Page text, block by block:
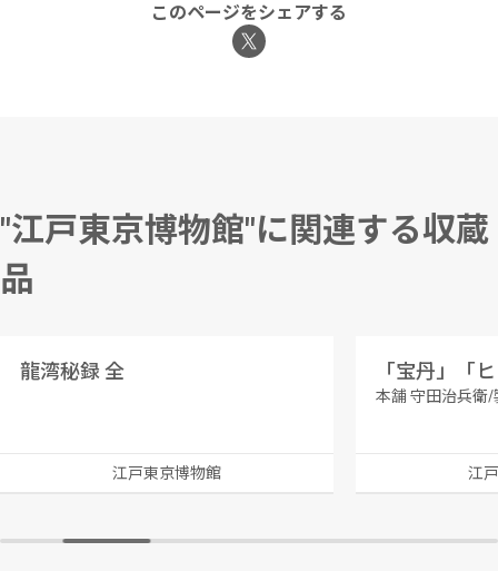
このページをシェアする
"江戸東京博物館"に関連する収蔵
品
龍湾秘録 全
江戸東京博物館
「宝丹」「
本舗 守田治兵衛/
江